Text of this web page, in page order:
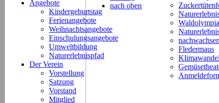
Fledermaus
Angebote
Kindergeburtstag
Ferienangebote
Weihnachtsangebote
Einschulungsangebote
Umweltbildung
Naturerlebnispfad
Der Verein
Vorstellung
Satzung
Vorstand
Mitglied
nach oben